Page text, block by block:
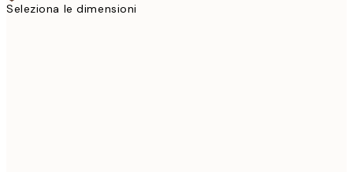
Seleziona le dimensioni